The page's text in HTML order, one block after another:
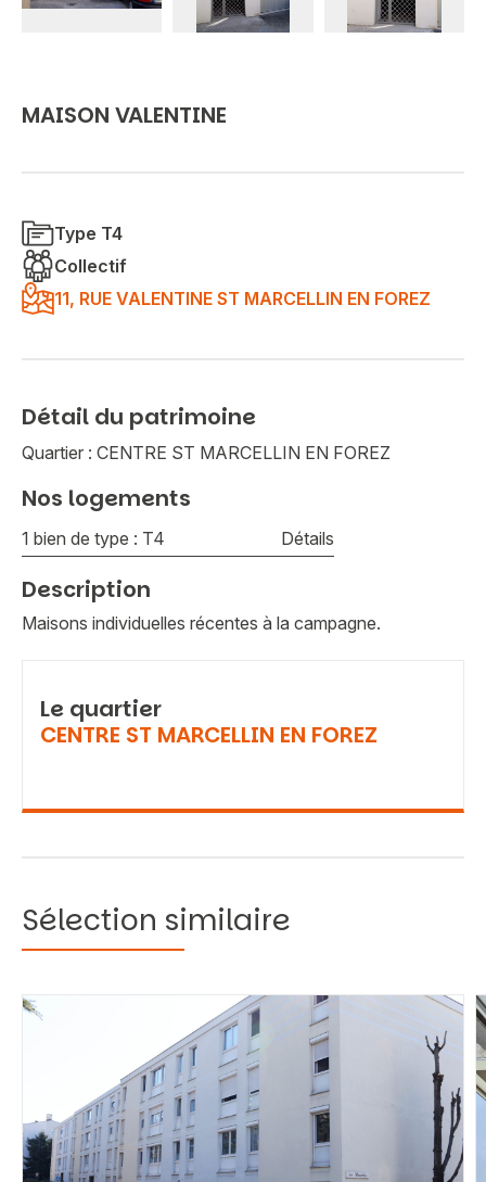
MAISON VALENTINE
Type T4
Collectif
11, RUE VALENTINE ST MARCELLIN EN FOREZ
Détail du patrimoine
Quartier : CENTRE ST MARCELLIN EN FOREZ
Nos logements
1 bien de type : T4 Détails
Description
Maisons individuelles récentes à la campagne.
Le quartier
CENTRE ST MARCELLIN EN FOREZ
Sélection similaire